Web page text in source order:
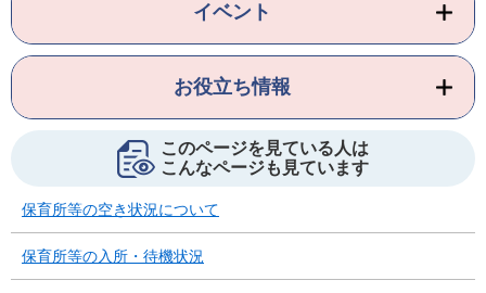
イベント
お役立ち情報
このページを見ている人は
こんなページも見ています
保育所等の空き状況について
保育所等の入所・待機状況